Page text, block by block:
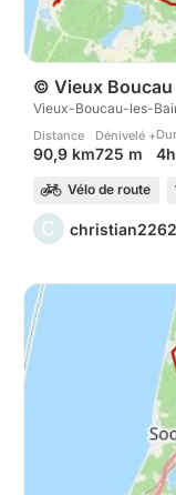
© Vieux Boucau
Vieux-Boucau-les-
Distance
90,9 km
Dénivelé +
725 m
Vélo de route
C christian2262